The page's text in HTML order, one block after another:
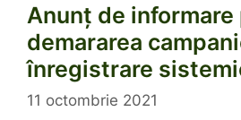
Anunț de
demararea
înregistrare
11 octombrie 2021